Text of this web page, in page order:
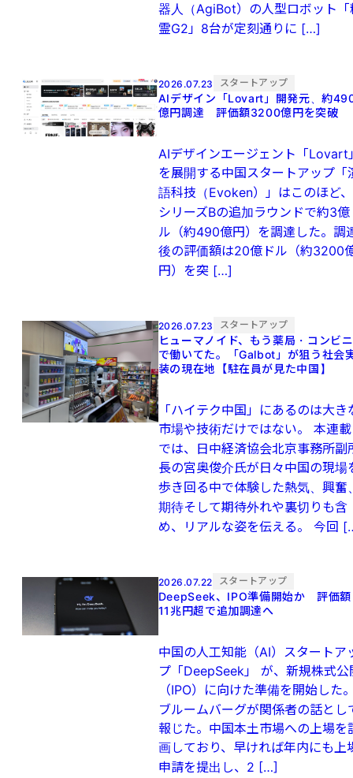
器人（AgiBot）の人型ロボット「
霊G2」8台が定刻通りに […]
2026.07.23 スタートアップ
AIデザイン「Lovart」開発元、約
億円調達 評価額3200億円を突破
AIデザインエージェント「Lovart
を展開する中国スタートアップ「
語科技（Evoken）」はこのほど、
シリーズBの追加ラウンドで約3億
ル（約490億円）を調達した。調
後の評価額は20億ドル（約3200
円）を突 […]
2026.07.23 スタートアップ
ヒューマノイド、もう薬局・コンビニ
で働いてた。「Galbot」が狙う社会
装の現在地【駐在員が見た中国】
「ハイテク中国」にあるのは大き
市場や技術だけではない。 本連載
では、日中経済協会北京事務所副
長の宮奥俊介氏が日々中国の現場
歩き回る中で体験した熱気、興奮
期待そして期待外れや裏切りも含
め、リアルな姿を伝える。 今回
2026.07.22 スタートアップ
DeepSeek、IPO準備開始か 評価額
11兆円超で追加調達へ
中国の人工知能（AI）スタートア
プ「DeepSeek」 が、新規株式公
（IPO）に向けた準備を開始した
ブルームバーグが関係者の話とし
報じた。中国本土市場への上場を
画しており、早ければ年内にも上
申請を提出し、2 […]